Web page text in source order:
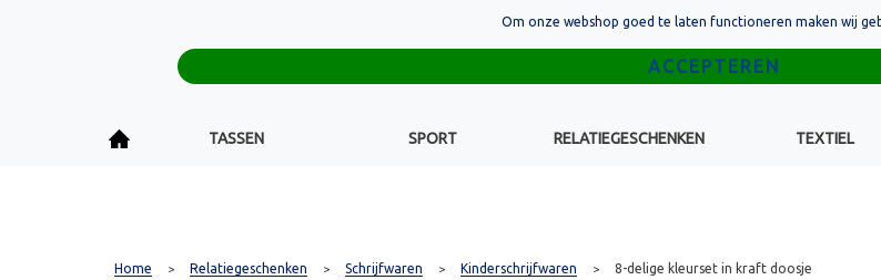
TASSEN SPORT RELATIEGESCHENKEN TEXTIEL
Home > Relatiegeschenken > Schrijfwaren > Kinderschrijfwaren > 8-delige kleurset in kraft doosje
Om onze webshop goed te laten functioneren maken wij